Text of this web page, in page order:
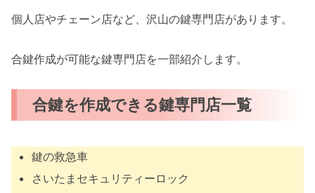
個人店やチェーン店など、沢山の鍵専門店があります。
合鍵作成が可能な鍵専門店を一部紹介します。
合鍵を作成できる鍵専門店一覧
鍵の救急車
さいたまセキュリティーロック